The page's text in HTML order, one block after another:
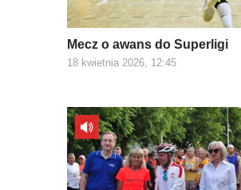
Mecz o awans do Superligi
18 kwietnia 2026, 12:45